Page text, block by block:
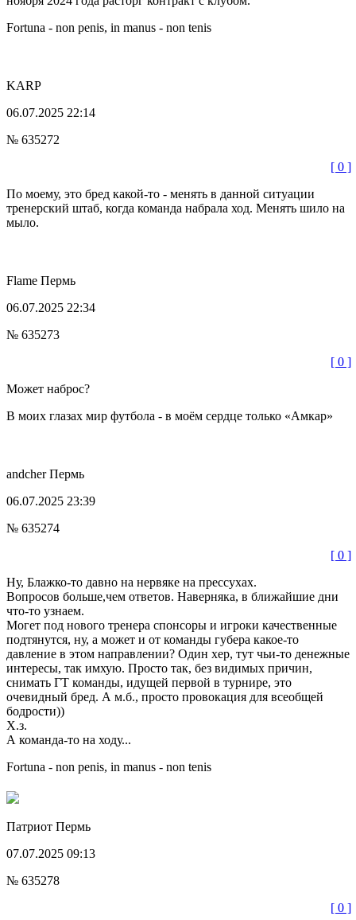
Fortuna - non penis, in manus - non tenis
KARP
06.07.2025 22:14
№ 635272
[ 0 ]
По моему, это бред какой-то - менять в данной ситуации
тренерский штаб, когда команда набрала ход. Менять шило на
мыло.
Flame Пермь
06.07.2025 22:34
№ 635273
[ 0 ]
Может наброс?
В моих глазах мир футбола - в моём сердце только «Амкар»
andcherПермь
06.07.2025 23:39
№ 635274
[ 0 ]
Ну, Блажко-то давно на нервяке на прессухах.
Вопросов больше,чем ответов. Наверняка, в ближайшие дни
что-то узнаем.
Могет под нового тренера спонсоры и игроки качественные
подтянутся, ну, а может и от команды губера какое-то
давление в этом направлении? Один хер, тут чьи-то денежные
интересы, так имхую. Просто так, без видимых причин,
снимать ГТ команды, идущей первой в турнире, это
очевидный бред. А м.б., просто провокация для всеобщей
бодрости))
Х.з.
А команда-то на ходу...
Fortuna - non penis, in manus - non tenis
Патриот Пермь
07.07.2025 09:13
№ 635278
[ 0 ]